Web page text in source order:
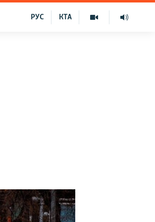
КТА
РУС